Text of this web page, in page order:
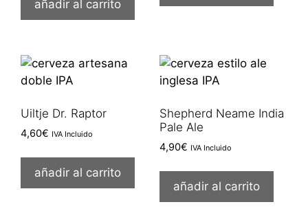
añadir al carrito
Uiltje Dr. Raptor
4,60€ IVA Incluido
añadir al carrito
Shepherd Neame India
Pale Ale
4,90€ IVA Incluido
añadir al carrito